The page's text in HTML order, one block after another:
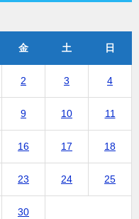
金 土 日
2 3 4
9 10 11
16 17 18
23 24 25
30